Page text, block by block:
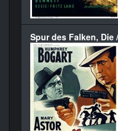
Spur des Falken, Die